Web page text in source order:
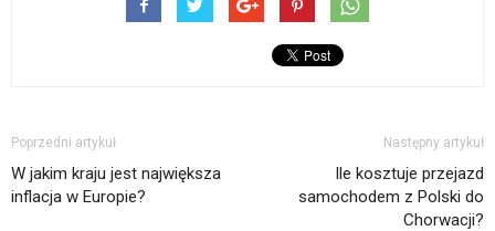
Poprzedni artykuł
W jakim kraju jest największa
inflacja w Europie?
Następny artykuł
Ile kosztuje przejazd
samochodem z Polski do
Chorwacji?